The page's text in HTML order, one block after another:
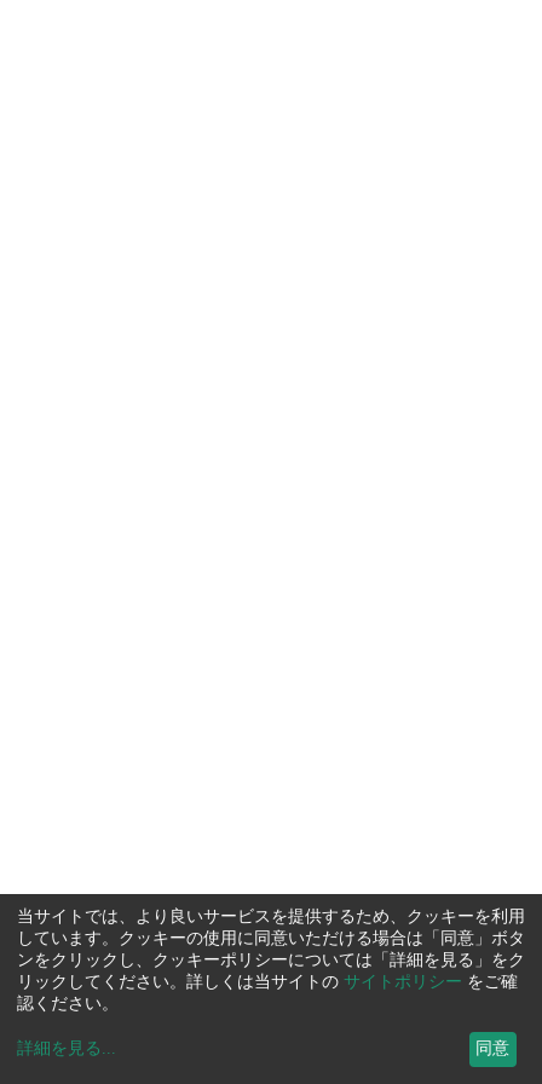
当サイトでは、より良いサービスを提供するため、クッキーを利用
しています。クッキーの使用に同意いただける場合は「同意」ボタ
ンをクリックし、クッキーポリシーについては「詳細を見る」をク
リックしてください。詳しくは当サイトの サイトポリシー をご確
認ください。
詳細を見る ... 同意